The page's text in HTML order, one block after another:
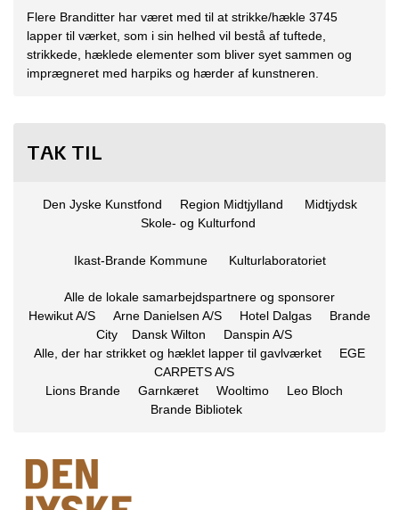
Flere Branditter har været med til at strikke/hækle 3745
lapper til værket, som i sin helhed vil bestå af tuftede,
strikkede, hæklede elementer som bliver syet sammen og
imprægneret med harpiks og hærder af kunstneren.
TAK TIL
Den Jyske Kunstfond Region Midtjylland Midtjydsk
Skole- og Kulturfond
Ikast-Brande Kommune Kulturlaboratoriet
Alle de lokale samarbejdspartnere og sponsorer
Hewikut A/S Arne Danielsen A/S Hotel Dalgas Brande
City Dansk Wilton Danspin A/S
Alle, der har strikket og hæklet lapper til gavlværket EGE
CARPETS A/S
Lions Brande Garnkæret Wooltimo Leo Bloch
Brande Bibliotek